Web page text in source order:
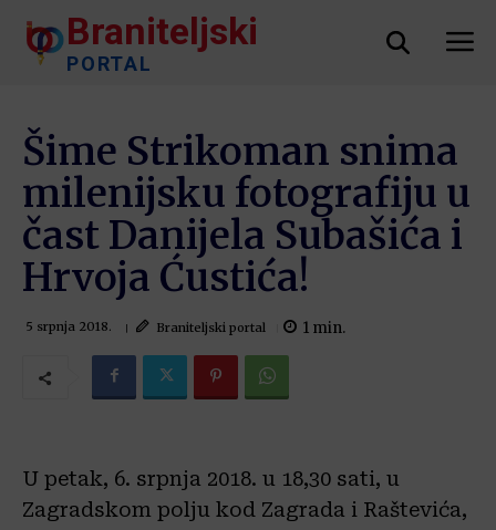
Braniteljski
PORTAL
Šime Strikoman snima
milenijsku fotografiju u
čast Danijela Subašića i
Hrvoja Ćustića!
5 srpnja 2018. Braniteljski portal 1 min.
U petak, 6. srpnja 2018. u 18,30 sati, u
Zagradskom polju kod Zagrada i Raštevića,